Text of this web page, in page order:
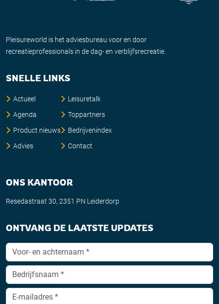
Pleisureworld is het adviesbureau voor en door
recreatieprofessionals in de dag- en verblijfsrecreatie.
SNELLE LINKS
Actueel
Agenda
Product nieuws
Advies
Leisuretalk
Toppartners
Bedrijvenindex
Contact
ONS KANTOOR
Resedastraat 30, 2351 PN Leiderdorp
ONTVANG DE LAATSTE UPDATES